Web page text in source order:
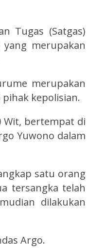
Tugas (Satgas)
merupakan
merupakan
kepolisian.
Wit, bertempat di
Yuwono dalam
satu orang
tersangka telah
dilakukan
Argo.